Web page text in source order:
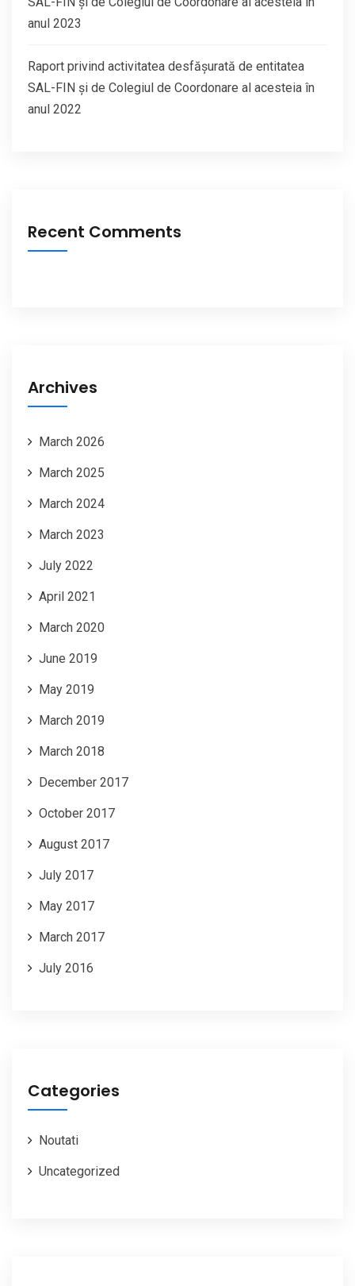
anul 2023
Raport privind activitatea desfășurată de entitatea
SAL-FIN și de Colegiul de Coordonare al acesteia în
anul 2022
Recent Comments
Archives
March 2026
March 2025
March 2024
March 2023
July 2022
April 2021
March 2020
June 2019
May 2019
March 2019
March 2018
December 2017
October 2017
August 2017
July 2017
May 2017
March 2017
July 2016
Categories
Noutati
Uncategorized